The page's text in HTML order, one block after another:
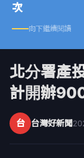
次
向下繼續閱讀
北分署產
計開辦
台 台灣好新聞